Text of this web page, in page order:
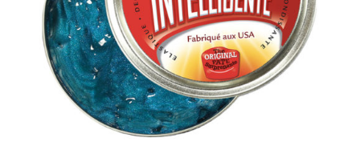
AJOUTER AU PANIER
/
DETAILS